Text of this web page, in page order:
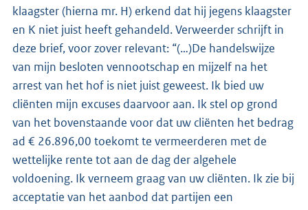
klaagster (hierna mr. H) erkend dat hij jegens klaagster
en K niet juist heeft gehandeld. Verweerder schrijft in
deze brief, voor zover relevant: “(…)De handelswijze
van mijn besloten vennootschap en mijzelf na het
arrest van het hof is niet juist geweest. Ik bied uw
cliënten mijn excuses daarvoor aan. Ik stel op grond
van het bovenstaande voor dat uw cliënten het bedrag
ad € 26.896,00 toekomt te vermeerderen met de
wettelijke rente tot aan de dag der algehele
voldoening. Ik verneem graag van uw cliënten. Ik zie bij
acceptatie van het aanbod dat partijen een